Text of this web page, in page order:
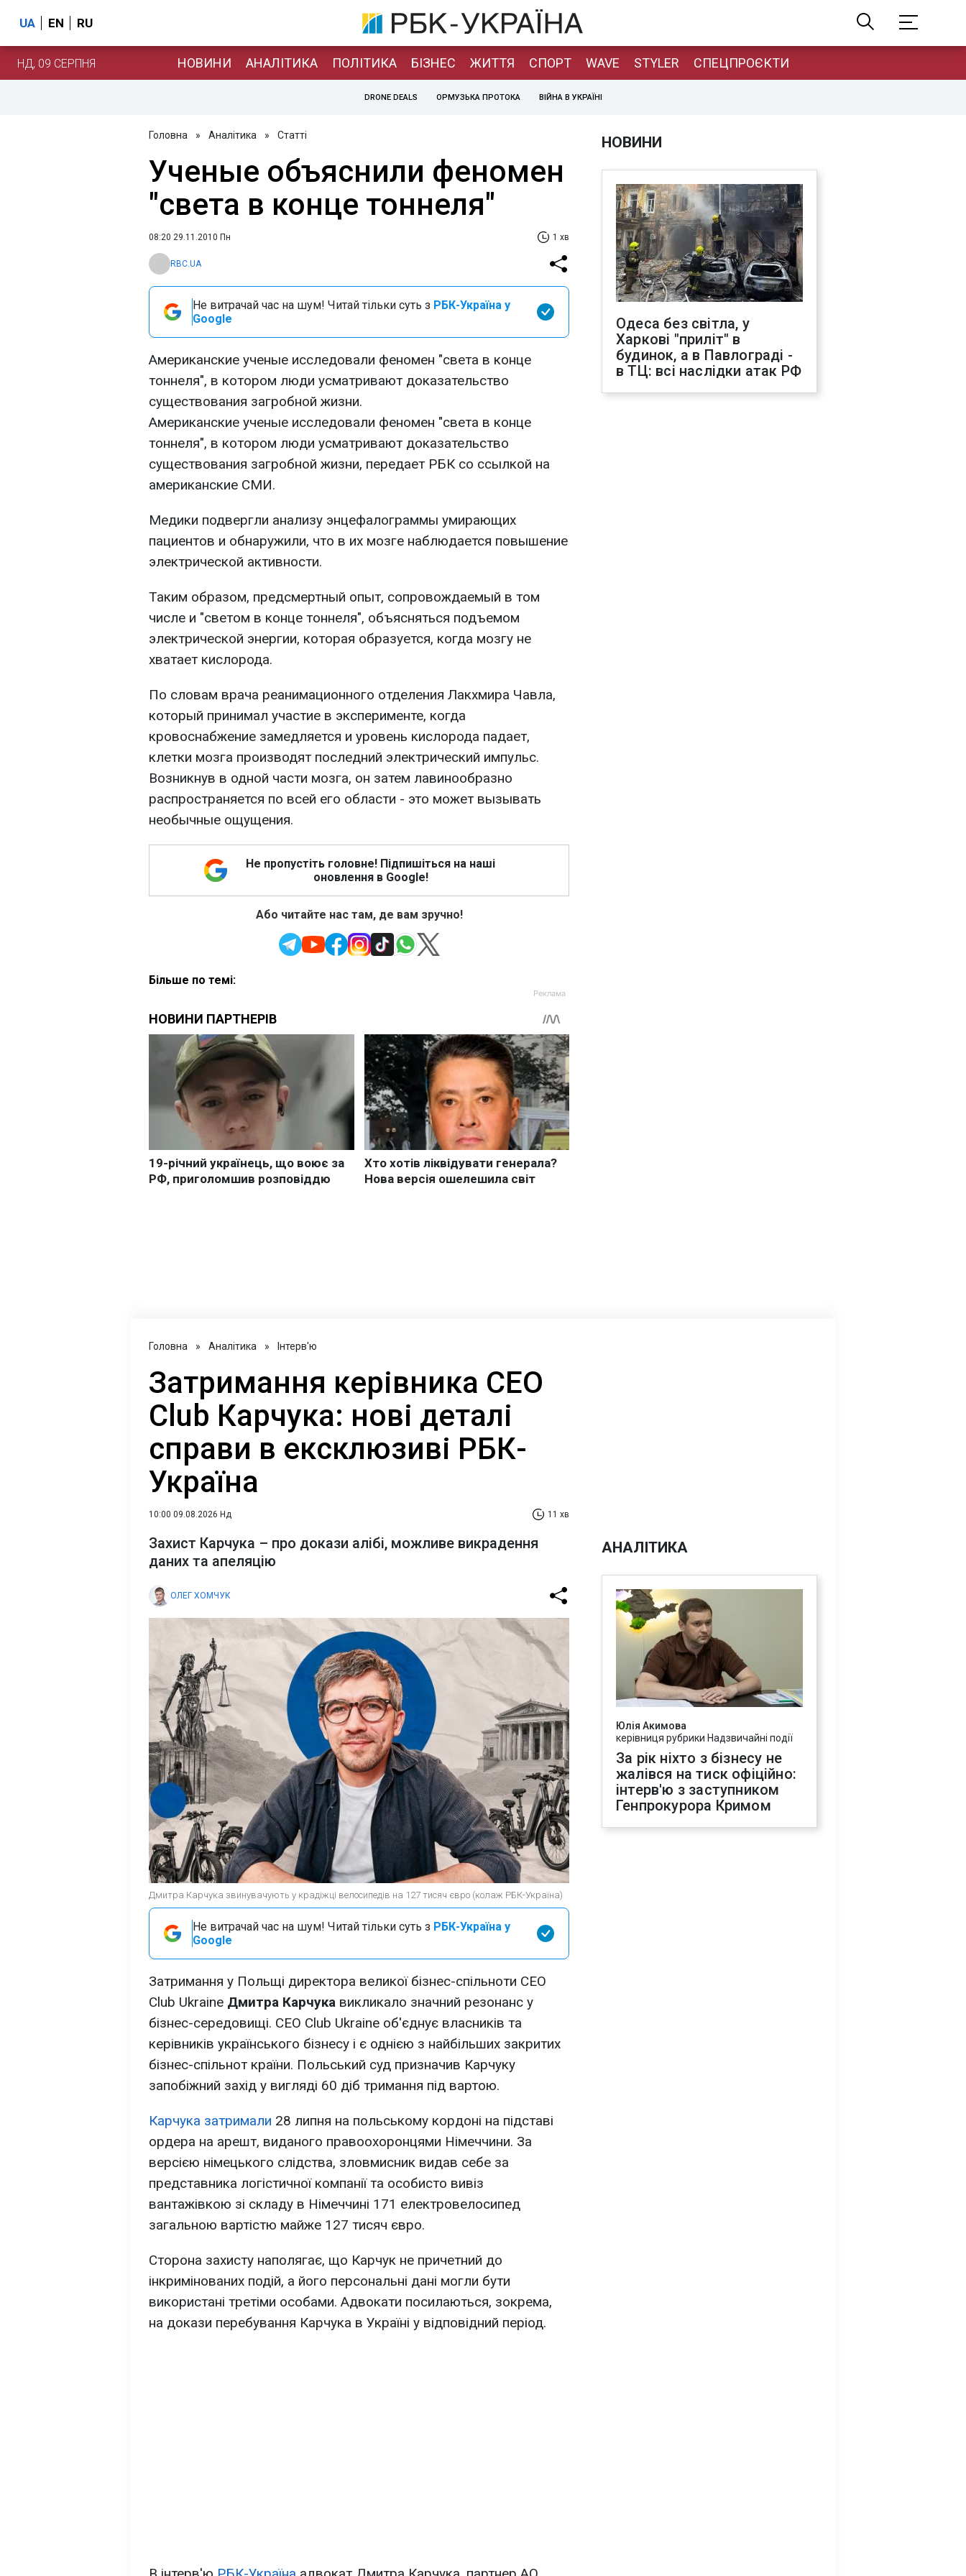
UA EN RU
НД, 09 СЕРПНЯ НОВИНИ АНАЛІТИКА ПОЛІТИКА БІЗНЕС ЖИТТЯ СПОРТ WAVE STYLER СПЕЦПРОЄКТИ
DRONE DEALS ОРМУЗЬКА ПРОТОКА ВІЙНА В УКРАЇНІ
Головна » Аналітика » Статті
Ученые объяснили феномен
"света в конце тоннеля"
08:20 29.11.2010 Пн 1 хв
RBC.UA
Не витрачай час на шум! Читай тільки суть з РБК-Україна у
Google
Американские ученые исследовали феномен "света в конце
тоннеля", в котором люди усматривают доказательство
существования загробной жизни.
Американские ученые исследовали феномен "света в конце
тоннеля", в котором люди усматривают доказательство
существования загробной жизни, передает РБК со ссылкой на
американские СМИ.
Медики подвергли анализу энцефалограммы умирающих
пациентов и обнаружили, что в их мозге наблюдается повышение
электрической активности.
Таким образом, предсмертный опыт, сопровождаемый в том
числе и "светом в конце тоннеля", объясняться подъемом
электрической энергии, которая образуется, когда мозгу не
хватает кислорода.
По словам врача реанимационного отделения Лакхмира Чавла,
который принимал участие в эксперименте, когда
кровоснабжение замедляется и уровень кислорода падает,
клетки мозга производят последний электрический импульс.
Возникнув в одной части мозга, он затем лавинообразно
распространяется по всей его области - это может вызывать
необычные ощущения.
Не пропустіть головне! Підпишіться на наші
оновлення в Google!
Або читайте нас там, де вам зручно!
Більше по темі:
НОВИНИ
Одеса без світла, у
Харкові "приліт" в
будинок, а в Павлограді -
в ТЦ: всі наслідки атак РФ
Головна » Аналітика » Інтерв'ю
Затримання керівника CEO
Club Карчука: нові деталі
справи в ексклюзиві РБК-
Україна
10:00 09.08.2026 Нд 11 хв
Захист Карчука – про докази алібі, можливе викрадення
даних та апеляцію
ОЛЕГ ХОМЧУК
Дмитра Карчука звинувачують у крадіжці велосипедів на 127 тисяч євро (колаж РБК-Україна)
Не витрачай час на шум! Читай тільки суть з РБК-Україна у
Google
Затримання у Польщі директора великої бізнес-спільноти CEO
Club Ukraine Дмитра Карчука викликало значний резонанс у
бізнес-середовищі. CEO Club Ukraine об'єднує власників та
керівників українського бізнесу і є однією з найбільших закритих
бізнес-спільнот країни. Польський суд призначив Карчуку
запобіжний захід у вигляді 60 діб тримання під вартою.
Карчука затримали 28 липня на польському кордоні на підставі
ордера на арешт, виданого правоохоронцями Німеччини. За
версією німецького слідства, зловмисник видав себе за
представника логістичної компанії та особисто вивіз
вантажівкою зі складу в Німеччині 171 електровелосипед
загальною вартістю майже 127 тисяч євро.
Сторона захисту наполягає, що Карчук не причетний до
інкримінованих подій, а його персональні дані могли бути
використані третіми особами. Адвокати посилаються, зокрема,
на докази перебування Карчука в Україні у відповідний період.
АНАЛІТИКА
Юлія Акимова
керівниця рубрики Надзвичайні події
За рік ніхто з бізнесу не
жалівся на тиск офіційно:
інтерв'ю з заступником
Генпрокурора Кримом